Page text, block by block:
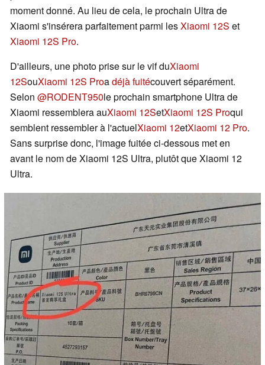
moment donné. Au lieu de cela, le prochain Ultra de
Xiaomi s'insérera parfaitement parmi lesXiaomi 12S et
Xiaomi 12S Pro.
D'ailleurs, une photo prise sur le vif duXiaomi
12SouXiaomi 12S Proadéjà fuitécouvert séparément.
Selon @RODENT950le prochain smartphone Ultra de
Xiaomi ressemblera auXiaomi 12SetXiaomi 12S Proqui
semblent ressembler à l'actuelXiaomi 12etXiaomi 12 Pro.
Sans surprise donc, l'image fuitée ci-dessous met en
avant le nom de Xiaomi 12S Ultra, plutôt que Xiaomi 12
Ultra.